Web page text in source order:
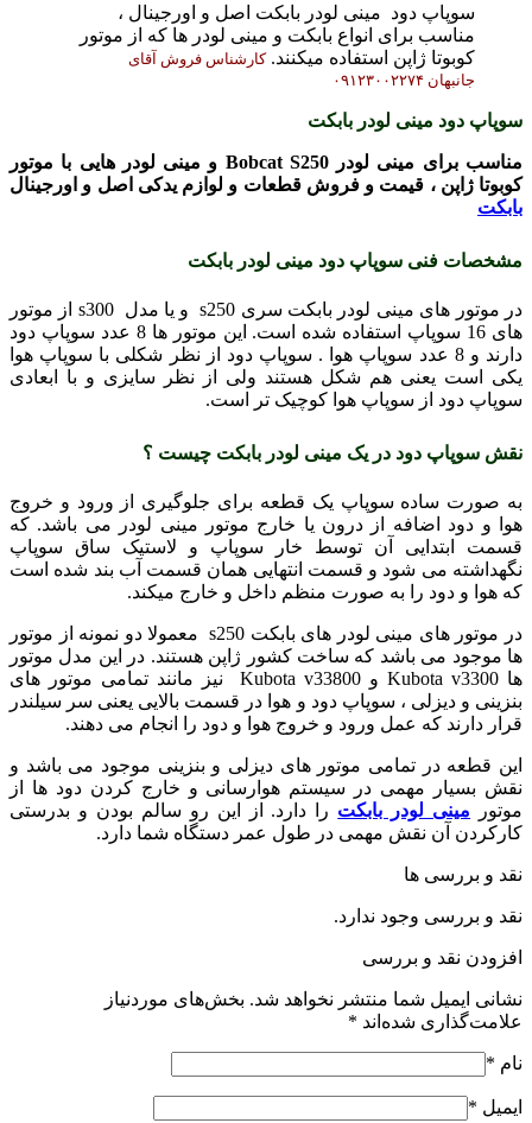
سوپاپ دود مینی لودر بابکت اصل و اورجینال ،
مناسب برای انواع بابکت و مینی لودر ها که از موتور
کوبوتا ژاپن استفاده میکنند. کارشناس فروش آقای
جانبهان ۰۹۱۲۳۰۰۲۲۷۴
سوپاپ دود مینی لودر بابکت
مناسب برای مینی لودر Bobcat S250 و مینی لودر هایی با موتور
کوبوتا ژاپن ، قیمت و فروش قطعات و لوازم یدکی اصل و اورجینال
بابکت
مشخصات فنی سوپاپ دود مینی لودر بابکت
در موتور های مینی لودر بابکت سری s250 و یا مدل s300 از موتور
های 16 سوپاپ استفاده شده است. این موتور ها 8 عدد سوپاپ دود
دارند و 8 عدد سوپاپ هوا . سوپاپ دود از نظر شکلی با سوپاپ هوا
یکی است یعنی هم شکل هستند ولی از نظر سایزی و با ابعادی
سوپاپ دود از سوپاپ هوا کوچیک تر است.
نقش سوپاپ دود در یک مینی لودر بابکت چیست ؟
به صورت ساده سوپاپ یک قطعه برای جلوگیری از ورود و خروج
هوا و دود اضافه از درون یا خارج موتور مینی لودر می باشد. که
قسمت ابتدایی آن توسط خار سوپاپ و لاستیک ساق سوپاپ
نگهداشته می شود و قسمت انتهایی همان قسمت آب بند شده است
که هوا و دود را به صورت منظم داخل و خارج میکند.
در موتور های مینی لودر های بابکت s250 معمولا دو نمونه از موتور
ها موجود می باشد که ساخت کشور ژاپن هستند. در این مدل موتور
ها Kubota v3300 و Kubota v33800 نیز مانند تمامی موتور های
بنزینی و دیزلی ، سوپاپ دود و هوا در قسمت بالایی یعنی سر سیلندر
قرار دارند که عمل ورود و خروج هوا و دود را انجام می دهند.
این قطعه در تمامی موتور های دیزلی و بنزینی موجود می باشد و
نقش بسیار مهمی در سیستم هوارسانی و خارج کردن دود ها از
موتور مینی لودر بابکت را دارد. از این رو سالم بودن و بدرستی
کارکردن آن نقش مهمی در طول عمر دستگاه شما دارد.
نقد و بررسی ها
نقد و بررسی وجود ندارد.
افزودن نقد و بررسی
نشانی ایمیل شما منتشر نخواهد شد. بخش‌های موردنیاز
علامت‌گذاری شده‌اند *
نام *
ایمیل *